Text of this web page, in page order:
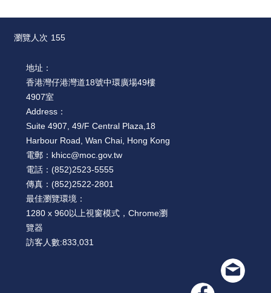
瀏覽人次 155
地址：
香港灣仔港灣道18號中環廣場49樓
4907室
Address：
Suite 4907, 49/F Central Plaza,18
Harbour Road, Wan Chai, Hong Kong
電郵： khicc@moc.gov.tw
電話： (852)2523-5555
傳真： (852)2522-2801
最佳瀏覽環境：
1280 x 960以上視窗模式，Chrome瀏
覽器
訪客人數:833,031